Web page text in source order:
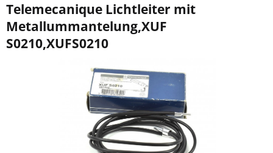
Telemecanique Lichtleiter mit
Metallummantelung,XUF
S0210,XUFS0210